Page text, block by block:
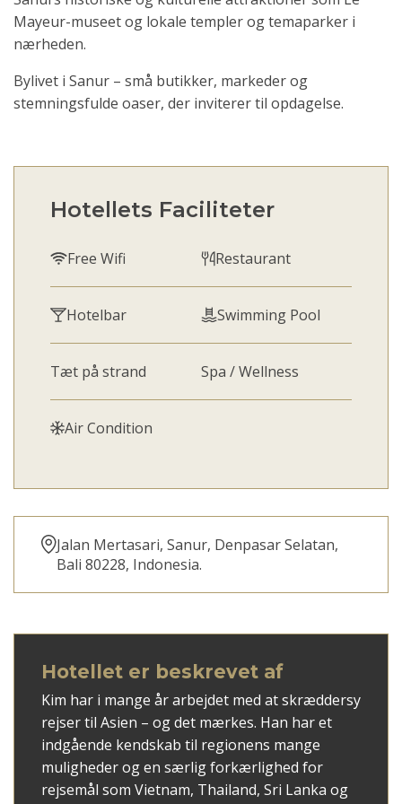
Mayeur-museet og lokale templer og temaparker i
nærheden.
Bylivet i Sanur – små butikker, markeder og
stemningsfulde oaser, der inviterer til opdagelse.
Hotellets Faciliteter
Free Wifi Restaurant
Hotelbar Swimming Pool
Tæt på strand Spa / Wellness
Air Condition
Jalan Mertasari, Sanur, Denpasar Selatan,
Bali 80228, Indonesia.
Hotellet er beskrevet af
Kim har i mange år arbejdet med at skræddersy
rejser til Asien – og det mærkes. Han har et
indgående kendskab til regionens mange
muligheder og en særlig forkærlighed for
rejsemål som Vietnam, Thailand, Sri Lanka og